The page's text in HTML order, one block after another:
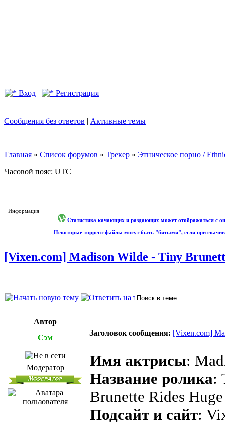
Вход Регистрация
Сообщения без ответов | Активные темы
Главная » Список форумов » Трекер » Этническое порно /
Часовой пояс: UTC
Информация
Статистика качающих и раздающих может отображаться с
Некоторые торрент файлы могут быть "битыми", если при
[Vixen.com] Madison Wilde - Tiny
Автор
Сэм
Заголовок сообщения: [Vixen.com]
Модератор Имя актрисы:
Название ролика:
Brunette Rides
Подсайт и сайт: